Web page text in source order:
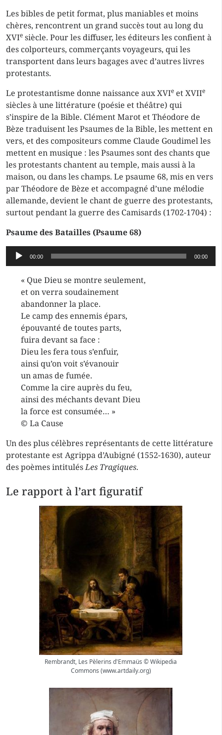
Les bibles de petit format, plus maniables et moins
chères, rencontrent un grand succès tout au long du
XVIe siècle. Pour les diffuser, les éditeurs les confient à
des colporteurs, commerçants voyageurs, qui les
transportent dans leurs bagages avec d’autres livres
protestants.
Le protestantisme donne naissance aux XVIe et XVIIe
siècles à une littérature (poésie et théâtre) qui
s’inspire de la Bible. Clément Marot et Théodore de
Bèze traduisent les Psaumes de la Bible, les mettent en
vers, et des compositeurs comme Claude Goudimel les
mettent en musique : les Psaumes sont des chants que
les protestants chantent au temple, mais aussi à la
maison, ou dans les champs. Le psaume 68, mis en vers
par Théodore de Bèze et accompagné d’une mélodie
allemande, devient le chant de guerre des protestants,
surtout pendant la guerre des Camisards (1702-1704) :
Psaume des Batailles (Psaume 68)
Lecteur
audio
00:00 00:00
« Que Dieu se montre seulement,
et on verra soudainement
abandonner la place.
Le camp des ennemis épars,
épouvanté de toutes parts,
fuira devant sa face :
Dieu les fera tous s’enfuir,
ainsi qu’on voit s’évanouir
un amas de fumée.
Comme la cire auprès du feu,
ainsi des méchants devant Dieu
la force est consumée… »
© La Cause
Un des plus célèbres représentants de cette littérature
protestante est Agrippa d’Aubigné (1552-1630), auteur
des poèmes intitulésLes Tragiques.
Le rapport à l’art figuratif
Rembrandt, Les Pèlerins d'Emmaüs © Wikipedia
Commons (www.artdaily.org)